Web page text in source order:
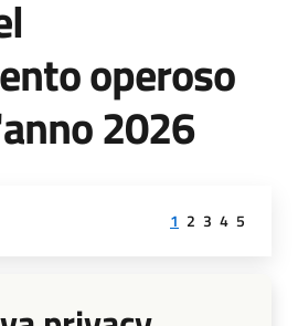
operoso
2026
1 2 3 4 5